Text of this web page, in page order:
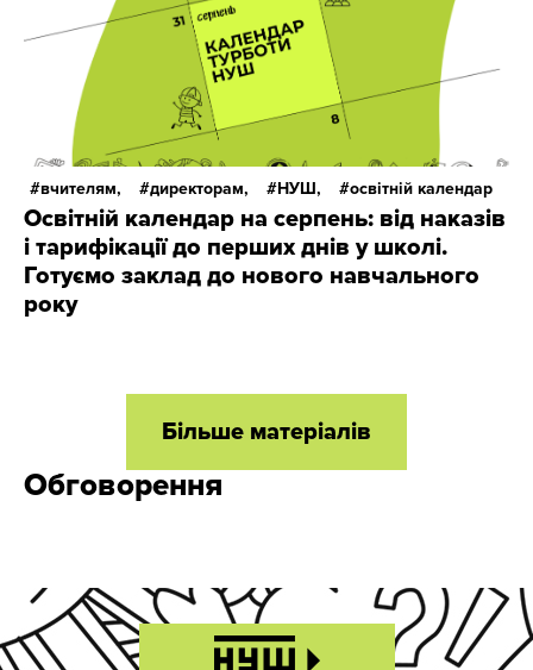
вчителям, директорам, НУШ, освітній календар
Освітній календар на серпень: від наказів
і тарифікації до перших днів у школі.
Готуємо заклад до нового навчального
року
Більше матеріалів
Обговорення